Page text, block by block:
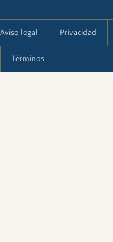
Aviso legal Privacidad
Términos